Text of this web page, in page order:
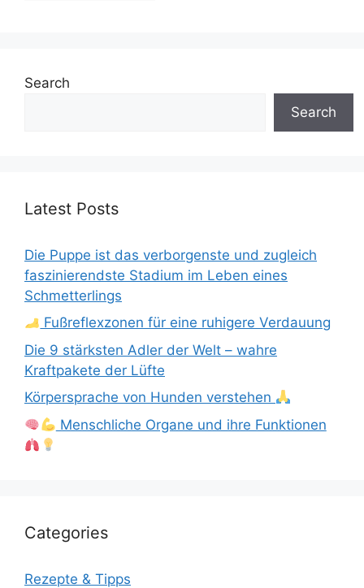
Search
Search
Latest Posts
Die Puppe ist das verborgenste und zugleich
faszinierendste Stadium im Leben eines
Schmetterlings
Fußreflexzonen für eine ruhigere Verdauung
Die 9 stärksten Adler der Welt – wahre
Kraftpakete der Lüfte
Körpersprache von Hunden verstehen
Menschliche Organe und ihre Funktionen
Categories
Rezepte & Tipps